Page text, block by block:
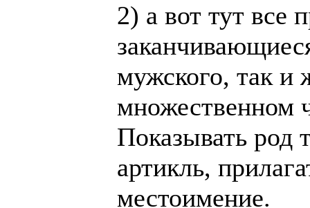
2) а вот тут все
мужского, так и
множественном
Показывать род
артикль,
местоимение.